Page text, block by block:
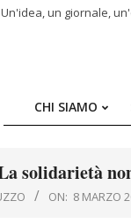
Un'idea, un giornale,
CHI SIAMO
solidarietà
ON: 8 MARZO